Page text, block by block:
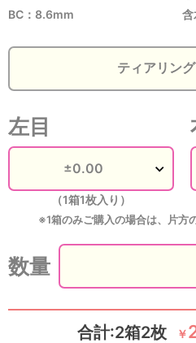
BC：8.6mm
左目
（1箱1枚入り）
※1箱のみご購入の場合は、片方
数量
合計:2箱2枚 ￥